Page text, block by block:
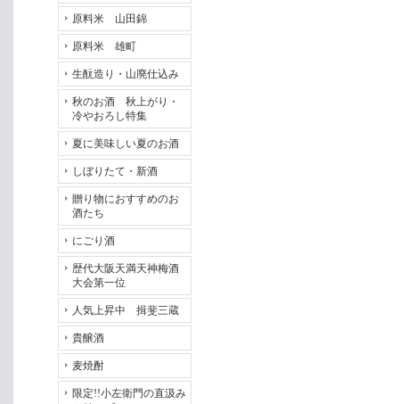
原料米 山田錦
原料米 雄町
生酛造り・山廃仕込み
秋のお酒 秋上がり・
冷やおろし特集
夏に美味しい夏のお酒
しぼりたて・新酒
贈り物におすすめのお
酒たち
にごり酒
歴代大阪天満天神梅酒
大会第一位
人気上昇中 揖斐三蔵
貴醸酒
麦焼酎
限定!!小左衛門の直汲み